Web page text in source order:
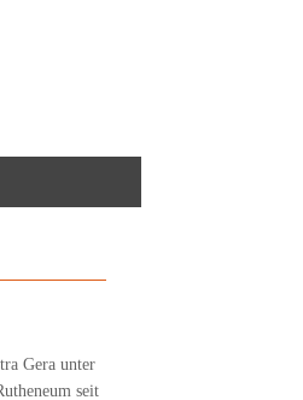
Gera unter
seit